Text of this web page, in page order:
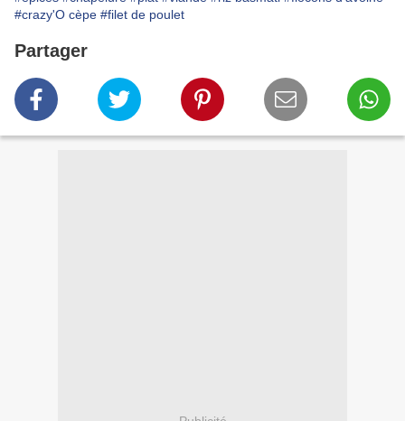
#crazy'O cèpe #filet de poulet
Partager